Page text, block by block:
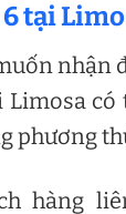
tại
nhận
phương
hàng